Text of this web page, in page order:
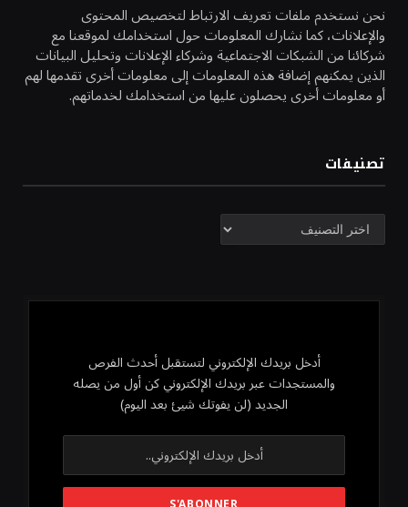
نحن نستخدم ملفات تعريف الارتباط لتخصيص المحتوى
والإعلانات، كما نشارك المعلومات حول استخدامك لموقعنا مع
شركائنا من الشبكات الاجتماعية وشركاء الإعلانات وتحليل البيانات
الذين يمكنهم إضافة هذه المعلومات إلى معلومات أخرى تقدمها لهم
أو معلومات أخرى يحصلون عليها من استخدامك لخدماتهم.
تصنيفات
تصنيفات
أدخل بريدك الإلكتروني لتستقبل أحدث الفرص
والمستجدات عبر بريدك الإلكتروني كن أول من يصله
الجديد (لن يفوتك شيئ بعد اليوم)